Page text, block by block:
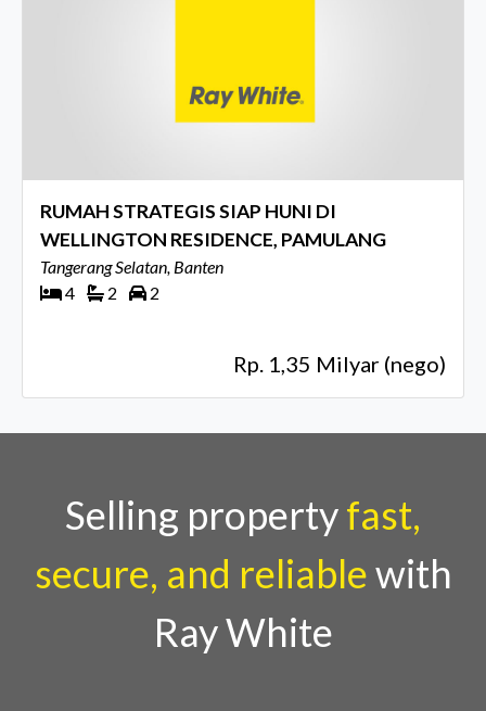
RUMAH STRATEGIS SIAP HUNI DI
WELLINGTON RESIDENCE, PAMULANG
Tangerang Selatan, Banten
4
2 2
Rp. 1,35 Milyar (nego)
Selling propertyfast,
secure, and reliablewith
Ray White